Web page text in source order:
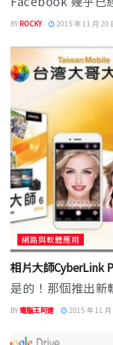
BY ROCKY 2015 年 11 月 20
網路與軟體應用
相片大師CyberLink
是的！那個推出新
BY 電腦王阿達 2015 年 11 月